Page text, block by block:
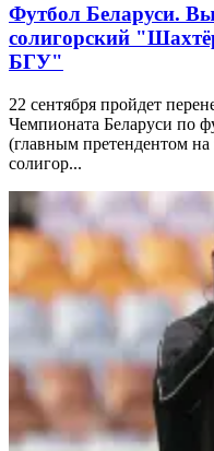
Футбол Беларуси.
солигорский
БГУ"
22 сентября пройдет
Чемпионата Беларуси по
(главным претендентом
солигор...